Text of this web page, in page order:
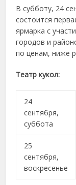
В субботу, 24
состоится
ярмарка с
городов и
по ценам, ниже
Театр кукол:
24
сентября,
суббота
25
сентября,
воскресенье